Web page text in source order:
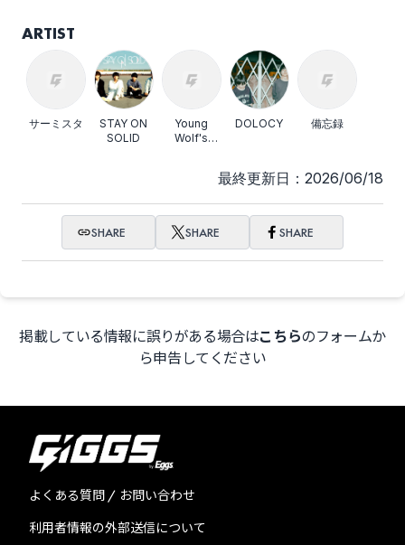
ARTIST
サーミスタ
STAY ON
SOLID
Young
Wolf's
DOLOCY 備忘録
最終更新日：2026/06/18
SHARE SHARE SHARE
掲載している情報に誤りがある場合はこちらのフォームか
ら申告してください
よくある質問 / お問い合わせ
利用者情報の外部送信について